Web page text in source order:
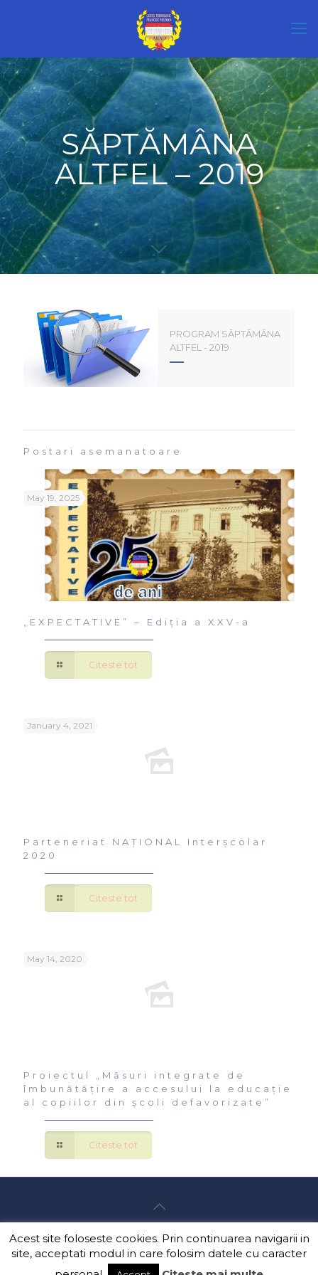
SĂPTĂMÂNA
ALTFEL – 2019
PROGRAM SĂPTĂMÂNA
ALTFEL - 2019
Postari asemanatoare
May 19, 2025
„EXPECTATIVE” – Ediția a XXV-a
Citeste tot
January 4, 2021
Parteneriat NAȚIONAL Interșcolar
2020
Citeste tot
May 14, 2020
Proiectul „Măsuri integrate de
îmbunătățire a accesului la educație
al copiilor din școli defavorizate”
Citeste tot
© 2016 Liceul Tehnologic Francisc Neuman |GDPR
Prelucrarea datelor cu caracter personal|Termeni si
Politica privind utilizarea cookies
Acest site foloseste cookies. Prin continuarea navigarii in
site, acceptati modul in care folosim datele cu caracter